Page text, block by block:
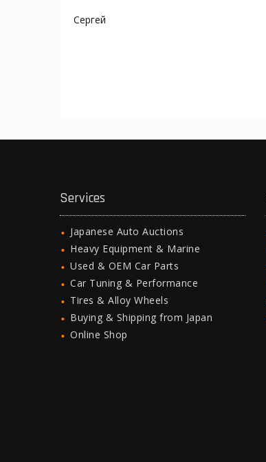
Сергей
Services
Japanese Auto Auctions
Heavy Equipment & Marine
Used & OEM Car Parts
Car Tuning & Performance
Tires & Alloy Wheels
Buying & Shipping from Japan
Online Shop